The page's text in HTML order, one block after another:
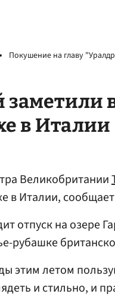
Покушение на главу
заметили
в Италии
Великобритании
в Италии, сообщает
отпуск на озере
рубашке
этим летом
и стильно, и